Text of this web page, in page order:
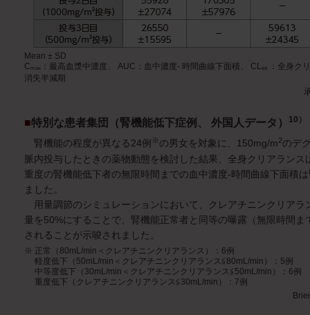
Mean ± SD
C max ：最高血漿中濃度、 AUC：血中濃度- 時間曲線下面積、 CL tot
：全身ク
消失半減期
■特別な患者集団（腎機能低下症例、 外国人データ） 10）
腎機能の程度が異なる24例 ※ の男女を対象に、150mg/m2のデ
脈内投与したときの薬物動態を検討した結果、全身クリアラン
重度の腎機能低下者の無限時間までの血中濃度-時間曲線下面積
ました。
用量調節のシミュレーションにおいて、クレアチニンクリア
量を50%にすることで、腎機能正常者と同等の曝露（無限時間
されることが示唆されました。
※ 正常（80mL/min＜クレアチニンクリアランス）：6例
軽度低下（50mL/min＜クレアチニンクリアランス≦80mL/min）：5例
中等度低下（30mL/min＜クレアチニンクリアランス≦50mL/min）：6例
重度低下（クレアチニンクリアランス≦30mL/min）：7例